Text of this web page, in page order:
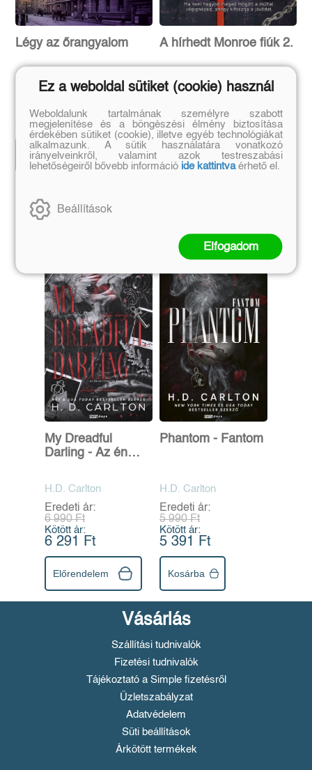
Légy az őrangyalom
Lisa Kleypas
Eredeti ár:
5 490 Ft
Kötött ár:
4 941 Ft
Kosárba
A hírhedt Monroe fiúk 2.
Renáta W. Müller
Eredeti ár:
5 900 Ft
Kötött ár:
5 310 Ft
Előrendelem
Szerző további művei
My Dreadful
Darling - Az én
H.D. Carlton
Eredeti ár:
6 990 Ft
Kötött ár:
6 291 Ft
Előrendelem
Phantom - Fantom
H.D. Carlton
Eredeti ár:
5 990 Ft
Kötött ár:
5 391 Ft
Kosárba
Vásárlás
Szállítási tudnivalók
Fizetési tudnivalók
Tájékoztató a Simple fizetésről
Üzletszabályzat
Adatvédelem
Süti beállítások
Árkötött termékek
Ez a weboldal sütiket (cookie) használ
Weboldalunk tartalmának személyre szabott
megjelenítése és a böngészési élmény biztosítása
érdekében sütiket (cookie), illetve egyéb technológiákat
alkalmazunk. A sütik használatára vonatkozó
irányelveinkről, valamint azok testreszabási
lehetőségeiről bővebb információ ide kattintvaérhető el.
Beállítások
Elfogadom